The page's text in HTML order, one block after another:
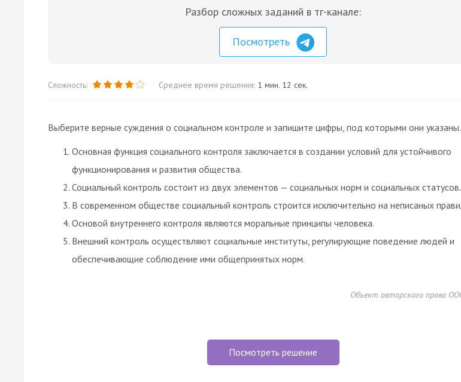
Разбор сложных заданий в тг-канале:
Посмотреть
Сложность: Среднее время решения: 1 мин. 12 сек.
Выберите верные суждения о социальном контроле и запишите цифры, под которыми они указаны.
Основная функция социального контроля заключается в создании условий для устойчивого
функционирования и развития общества.
Социальный контроль состоит из двух элементов — социальных норм и социальных статусов.
В современном обществе социальный контроль строится исключительно на неписаных
Основой внутреннего контроля являются моральные принципы человека.
Внешний контроль осуществляют социальные институты, регулирующие поведение людей и
обеспечивающие соблюдение ими общепринятых норм.
Объект авторского права
Посмотреть решение